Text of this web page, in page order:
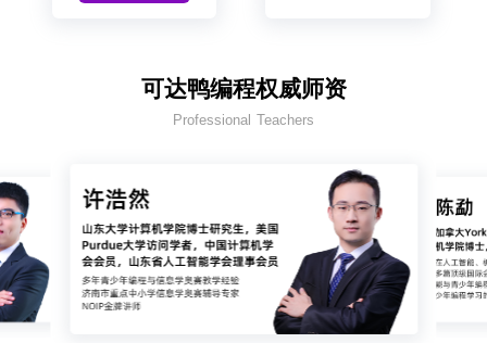
可达鸭编程权威师资
Professional Teachers